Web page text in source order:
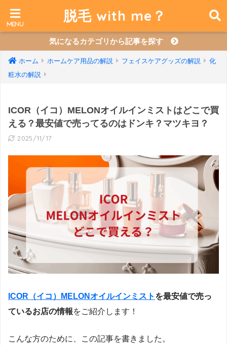
脱毛 with me？
気になるカテゴリから記事を探す
ホーム ホームケア用品の解説 フェイスケアグッズの解説
化
粧水の解説
ICOR（イコ）MELONオイルインミストはどこで買
える？最安値で売ってるのはドンキ？マツキヨ？
2025/11/17
ICOR（イコ）MELONオイルインミスト を最安値で売っ
ているお店の情報をご紹介します！
こんな方のために、この記事を書きました。